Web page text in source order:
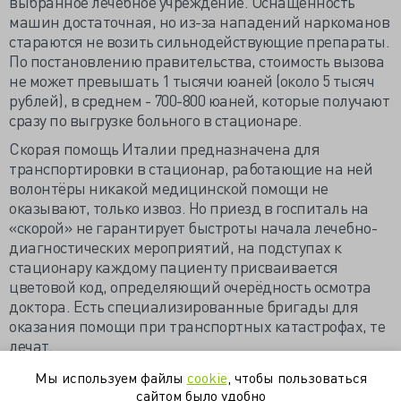
машин достаточная, но из-за нападений наркоманов
стараются не возить сильнодействующие препараты.
По постановлению правительства, стоимость вызова
не может превышать 1 тысячи юаней (около 5 тысяч
рублей), в среднем - 700-800 юаней, которые получают
сразу по выгрузке больного в стационаре.
Скорая помощь Италии предназначена для
транспортировки в стационар, работающие на ней
волонтёры никакой медицинской помощи не
оказывают, только извоз. Но приезд в госпиталь на
«скорой» не гарантирует быстроты начала лечебно-
диагностических мероприятий, на подступах к
стационару каждому пациенту присваивается
цветовой код, определяющий очерёдность осмотра
доктора. Есть специализированные бригады для
оказания помощи при транспортных катастрофах, те
лечат.
Израильская "Скорая помощь" (www.livejournal.ru)
Мы используем файлы cookie , чтобы пользоваться
сайтом было удобно